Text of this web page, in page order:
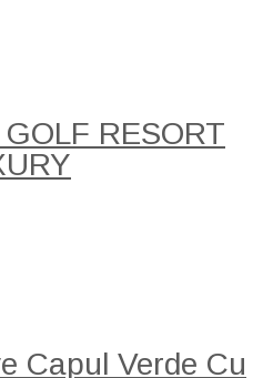
RESORT
Capul Verde Cu